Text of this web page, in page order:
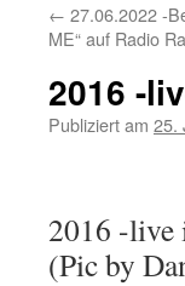
← 27.06.2022 -
ME“ auf Radio
2016 -
Publiziert am 25.
2016 -live
(Pic by